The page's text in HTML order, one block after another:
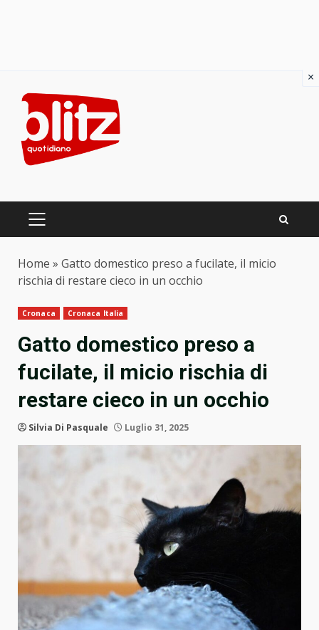
content
PRIMARY
Home » Gatto domestico preso a fucilate, il micio
rischia di restare cieco in un occhio
Cronaca Cronaca Italia
Gatto domestico preso a
fucilate, il micio rischia di
restare cieco in un occhio
Silvia Di Pasquale Luglio 31, 2025
×